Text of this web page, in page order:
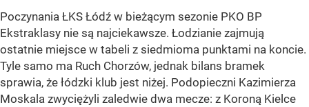
Poczynania ŁKS Łódź w bieżącym sezonie PKO BP
Ekstraklasy nie są najciekawsze. Łodzianie zajmują
ostatnie miejsce w tabeli z siedmioma punktami na koncie.
Tyle samo ma Ruch Chorzów, jednak bilans bramek
sprawia, że łódzki klub jest niżej. Podopieczni Kazimierza
Moskala zwyciężyli zaledwie dwa mecze: z Koroną Kielce